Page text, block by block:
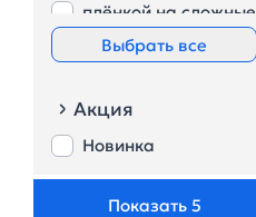
плёнкой на сложные
изделия
STRa:
сложные изделия
печать на плоскости
Р: Тампопечать
Выбрать все
Акция
Новинка
Показать 5